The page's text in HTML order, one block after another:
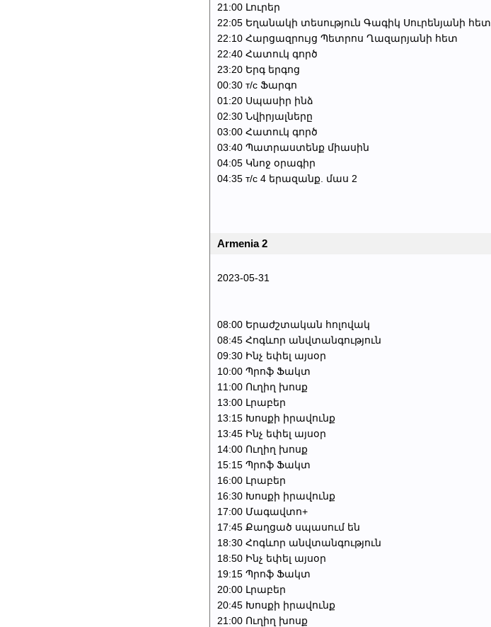
21:00 Լուրեր
22:05 Եղանակի տեսություն Գագիկ Սուրենյանի հետ
22:10 Հարցազրույց Պետրոս Ղազարյանի հետ
22:40 Հատուկ գործ
23:20 Երգ երգոց
00:30 т/с Ֆարգո
01:20 Սպասիր ինձ
02:30 Նվիրյալները
03:00 Հատուկ գործ
03:40 Պատրաստենք միասին
04:05 Կնոջ օրագիր
04:35 т/с 4 երազանք. մաս 2
Armenia 2
2023-05-31
08:00 Երաժշտական հոլովակ
08:45 Հոգևոր անվտանգություն
09:30 Ինչ եփել այսօր
10:00 Պրոֆ Ֆակտ
11:00 Ուղիղ խոսք
13:00 Լրաբեր
13:15 Խոսքի իրավունք
13:45 Ինչ եփել այսօր
14:00 Ուղիղ խոսք
15:15 Պրոֆ Ֆակտ
16:00 Լրաբեր
16:30 Խոսքի իրավունք
17:00 Մագավտո+
17:45 Քաղցած սպասում են
18:30 Հոգևոր անվտանգություն
18:50 Ինչ եփել այսօր
19:15 Պրոֆ Ֆակտ
20:00 Լրաբեր
20:45 Խոսքի իրավունք
21:00 Ուղիղ խոսք